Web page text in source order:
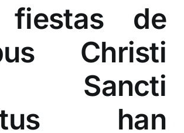
fiestas de
Christi
Sancti
han